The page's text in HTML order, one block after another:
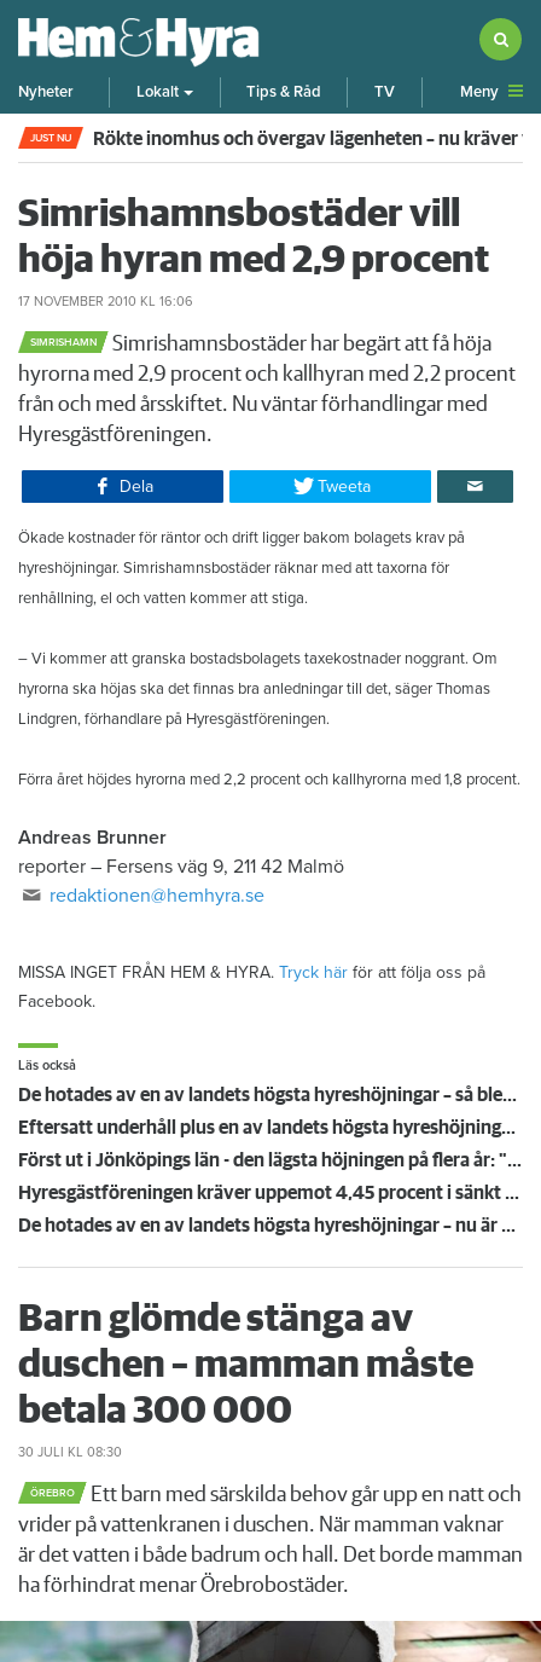
Nyheter Lokalt Tips & Råd TV Meny
JUST NU Rökte inomhus och övergav lägenheten – nu kräver
Simrishamnsbostäder vill
höja hyran med 2,9 procent
17 NOVEMBER 2010 KL 16:06
SIMRISHAMN
Simrishamnsbostäder har begärt att få höja
hyrorna med 2,9 procent och kallhyran med 2,2 procent
från och med årsskiftet. Nu väntar förhandlingar med
Hyresgästföreningen.
Dela Tweeta
Ökade kostnader för räntor och drift ligger bakom bolagets krav på
hyreshöjningar. Simrishamnsbostäder räknar med att taxorna för
renhållning, el och vatten kommer att stiga.
– Vi kommer att granska bostadsbolagets taxekostnader noggrant. Om
hyrorna ska höjas ska det finnas bra anledningar till det, säger Thomas
Lindgren, förhandlare på Hyresgästföreningen.
Förra året höjdes hyrorna med 2,2 procent och kallhyrorna med 1,8 procent.
Andreas Brunner
reporter – Fersens väg 9, 211 42 Malmö
redaktionen@hemhyra.se
MISSA INGET FRÅN HEM & HYRA. Tryck här för att följa oss på
Facebook.
Läs också
De hotades av en av landets högsta hyreshöjningar – så blev det
Eftersatt underhåll plus en av landets högsta hyreshöjningar – hyresgäster får ta smällen för miljonförlusterna
Först ut i Jönköpings län - den lägsta höjningen på flera år: "Vi är på väg neråt nu"
Hyresgästföreningen kräver uppemot 4,45 procent i sänkt hyra: "Gränsen är nådd"
De hotades av en av landets högsta hyreshöjningar – nu är hyrorna klara
Barn glömde stänga av
duschen – mamman måste
betala 300 000
30 JULI KL 08:30
ÖREBRO
Ett barn med särskilda behov går upp en natt och
vrider på vattenkranen i duschen. När mamman vaknar
är det vatten i både badrum och hall. Det borde mamman
ha förhindrat menar Örebrobostäder.